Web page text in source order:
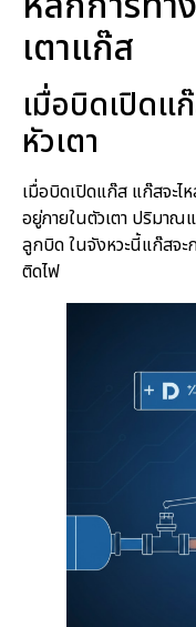
เตาแก๊ส
เมื่อบิดเปิดแ
หัวเตา
เมื่อบิดเปิดแก๊ส แก๊สจะ
อยู่ภายในตัวเตา ปริมา
ลูกบิด ในจังหวะนี้แก๊สจะ
ติดไฟ